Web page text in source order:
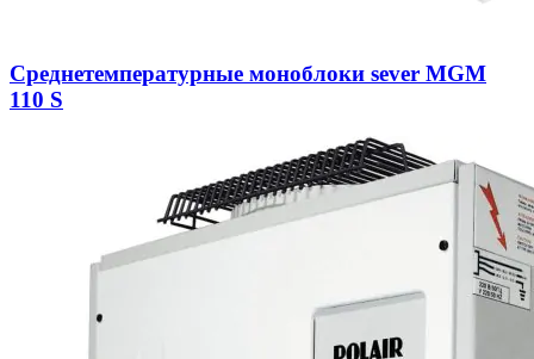
Среднетемпературные моноблоки sever MGM
110 S